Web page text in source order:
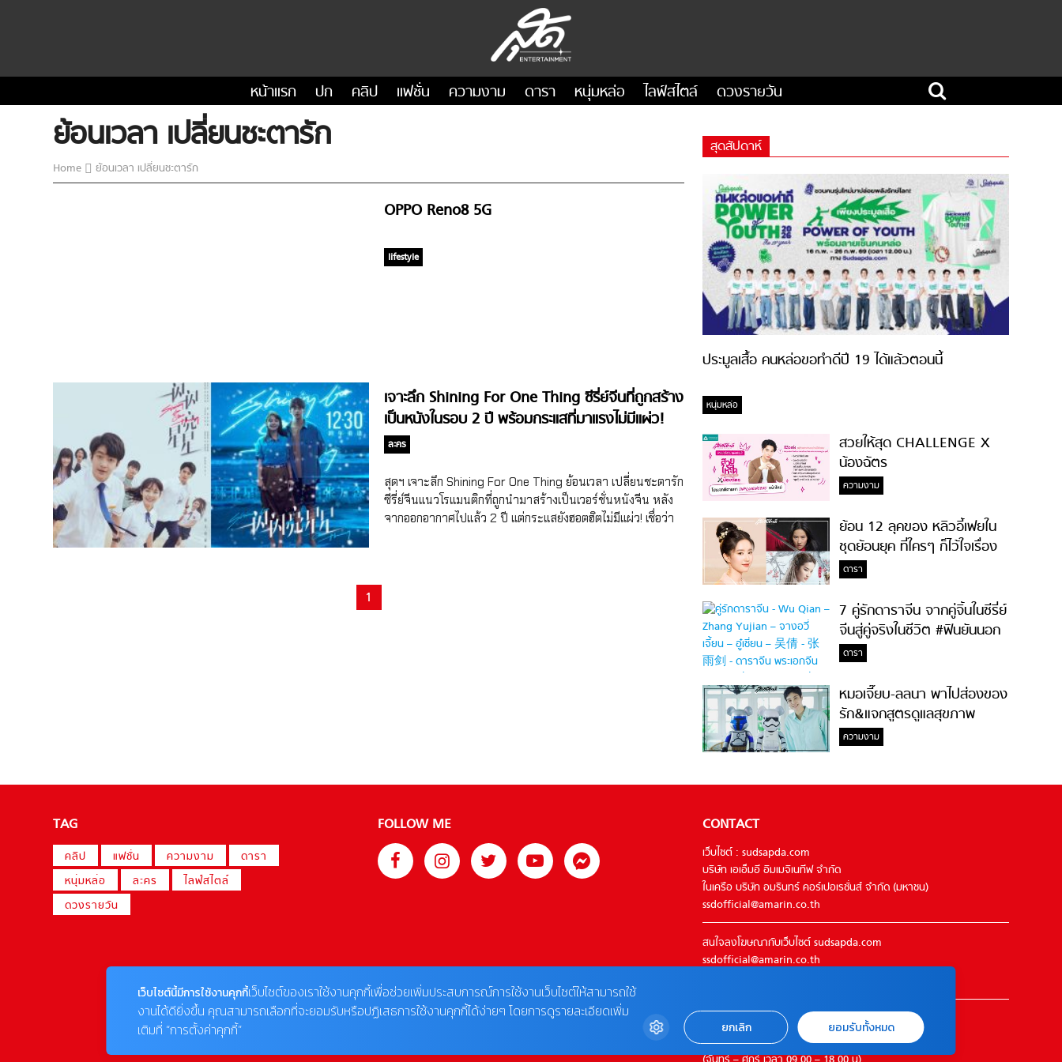
หน้าแรก ปก คลิป แฟชั่น ความงาม ดารา หนุ่มหล่อ ไลฟ์สไตล์ ดวงรายวัน
ย้อนเวลา เปลี่ยนชะตารัก
Home ย้อนเวลา เปลี่ยนชะตารัก
OPPO Reno8 5G
lifestyle
เจาะลึก Shining For One Thing ซีรี่ย์จีนที่ถูกสร้าง
เป็นหนังในรอบ 2 ปี พร้อมกระแสที่มาแรงไม่มีแผ่ว!
ละคร
สุดฯ เจาะลึก Shining For One Thing ย้อนเวลา เปลี่ยนชะตารัก
ซีรี่ย์จีนแนวโรแมนติกที่ถูกนำมาสร้างเป็นเวอร์ชั่นหนังจีน หลัง
จากออกอากาศไปแล้ว 2 ปี แต่กระแสยังฮอตฮิตไม่มีแผ่ว! เชื่อว่า
1
สุดสัปดาห์
ประมูลเสื้อ คนหล่อขอทำดีปี 19 ได้แล้วตอนนี้
หนุ่มหล่อ
สวยให้สุด CHALLENGE X
น้องฉัตร
ความงาม
ย้อน 12 ลุคของ หลิวอี้เฟยใน
ชุดย้อนยุค ที่ใครๆ ก็ไว้ใจเรื่อง
ความสวย!
ดารา
7 คู่รักดาราจีน จากคู่จิ้นในซีรี่ย์
จีนสู่คู่จริงในชีวิต #ฟินยันนอก
จอ
ดารา
หมอเจี๊ยบ-ลลนา พาไปส่องของ
รัก&แจกสูตรดูแลสุขภาพ
#ล้างจมูกไม่ยากจะสอนให้
ความงาม
TAG
คลิป แฟชั่น ความงาม
ดารา
หนุ่มหล่อ
ละคร
ไลฟ์สไตล์
ดวงรายวัน
FOLLOW ME CONTACT
เว็บไซต์ : sudsapda.com
บริษัท เอเอ็มอี อิมเมจิเนทีฟ จำกัด
ในเครือ บริษัท อมรินทร์ คอร์เปอเรชั่นส์ จำกัด (มหาชน)
ssdofficial@amarin.co.th
สนใจลงโฆษณากับเว็บไซต์ sudsapda.com
ssdofficial@amarin.co.th
ติดต่อแจ้งปัญหาหรือร้องเรียน
02-422-9999 ต่อ 4180
เว็บไซต์นี้มีการใช้งานคุกกี้เว็บไซต์ของเราใช้งานคุกกี้เพื่อช่วยเพิ่มประสบการณ์การใช้งานเว็บไซต์ให้สามารถใช้
งานได้ดียิ่งขึ้น คุณสามารถเลือกที่จะยอมรับหรือปฏิเสธการใช้งานคุกกี้ได้ง่ายๆ โดยการดูรายละเอียดเพิ่ม
เติมที่ “การตั้งค่าคุกกี้”
ยกเลิก ยอมรับทั้งหมด